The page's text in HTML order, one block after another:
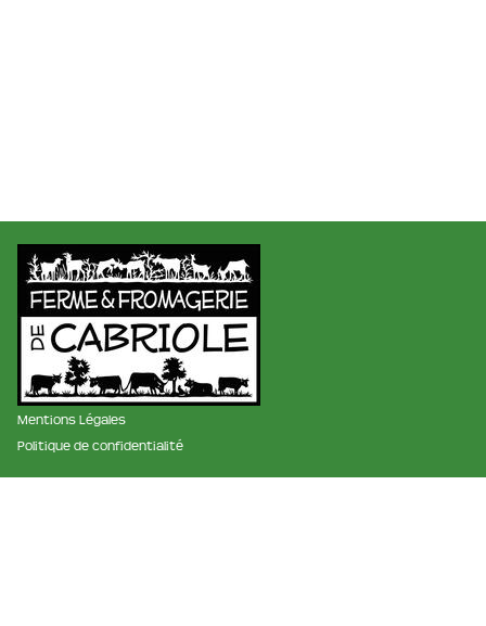
Mentions Légales
Politique de confidentialité